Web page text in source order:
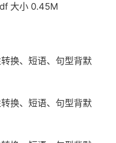
大小 0.45M
换、短语、句型背默
换、短语、句型背默